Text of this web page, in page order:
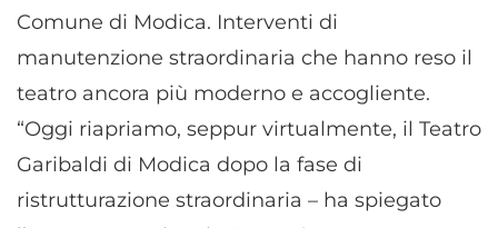
Comune di Modica. Interventi di
manutenzione straordinaria che hanno reso il
teatro ancora più moderno e accogliente.
“Oggi riapriamo, seppur virtualmente, il Teatro
Garibaldi di Modica dopo la fase di
ristrutturazione straordinaria – ha spiegato